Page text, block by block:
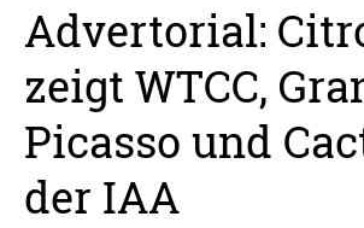
Advertorial:
zeigt WTCC,
Picasso und
der IAA